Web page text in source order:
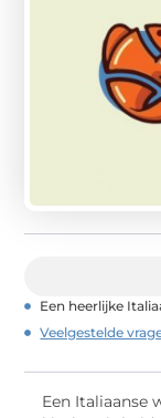
Een heerlijke
Veelgestelde
Een Italiaanse